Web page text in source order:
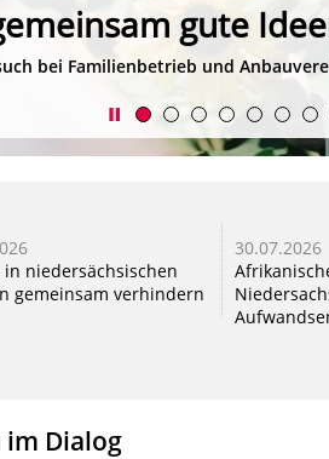
gute
bei Familienbetrieb und
in niedersächsischen
gemeinsam verhindern
30.07.2026
Dialog